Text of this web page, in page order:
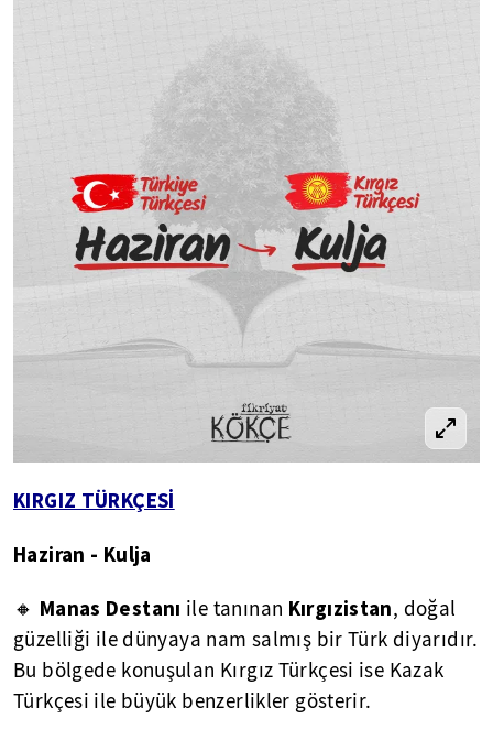
KIRGIZ TÜRKÇESİ
Haziran - Kulja
🔸 Manas Destanı ile tanınan Kırgızistan, doğal
güzelliği ile dünyaya nam salmış bir Türk diyarıdır.
Bu bölgede konuşulan Kırgız Türkçesi ise Kazak
Türkçesi ile büyük benzerlikler gösterir.